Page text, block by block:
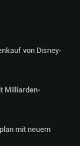
von Disney-
Milliarden-
mit neuem